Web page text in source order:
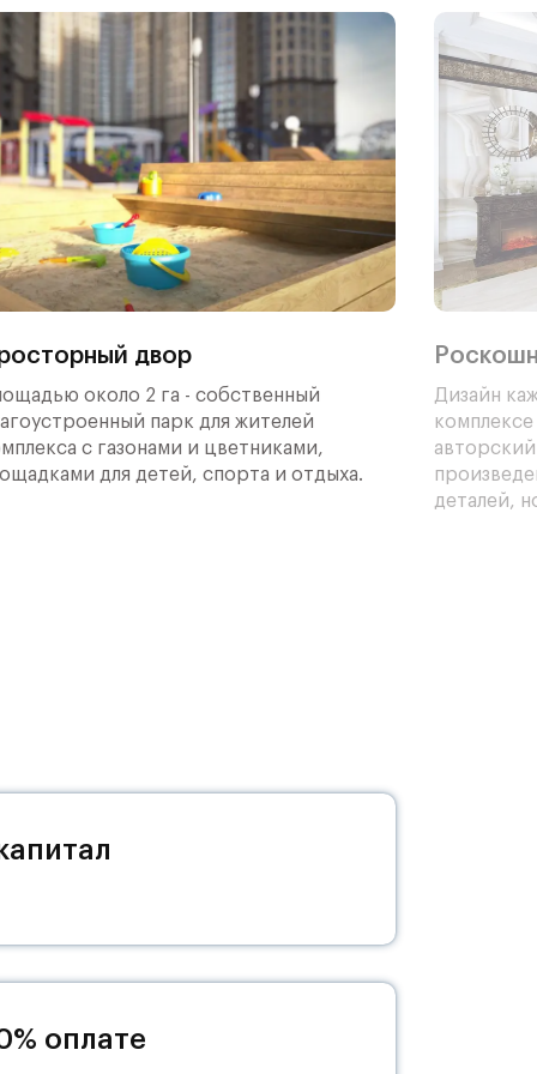
и
и
двор
около 2 га - собственный
парк для жителей
с газонами и цветниками,
для детей, спорта и отдыха.
Дизайн
деталей,
оплате